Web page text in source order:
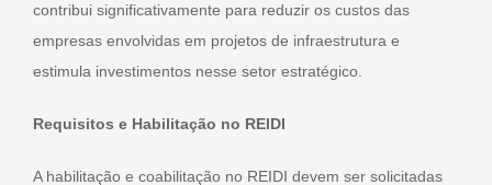
contribui significativamente para reduzir os custos das
empresas envolvidas em projetos de infraestrutura e
estimula investimentos nesse setor estratégico.
Requisitos e Habilitação no REIDI
A habilitação e coabilitação no REIDI devem ser solicitadas